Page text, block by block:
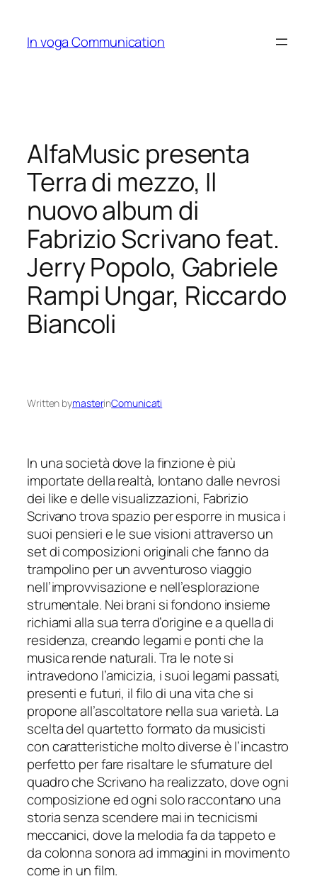
content
In voga Communication
AlfaMusic presenta
Terra di mezzo, Il
nuovo album di
Fabrizio Scrivano feat.
Jerry Popolo, Gabriele
Rampi Ungar, Riccardo
Biancoli
Written bymasterinComunicati
In una società dove la finzione è più
importate della realtà, lontano dalle nevrosi
dei like e delle visualizzazioni, Fabrizio
Scrivano trova spazio per esporre in musica i
suoi pensieri e le sue visioni attraverso un
set di composizioni originali che fanno da
trampolino per un avventuroso viaggio
nell’improvvisazione e nell’esplorazione
strumentale. Nei brani si fondono insieme
richiami alla sua terra d’origine e a quella di
residenza, creando legami e ponti che la
musica rende naturali. Tra le note si
intravedono l’amicizia, i suoi legami passati,
presenti e futuri, il filo di una vita che si
propone all’ascoltatore nella sua varietà. La
scelta del quartetto formato da musicisti
con caratteristiche molto diverse è l’incastro
perfetto per fare risaltare le sfumature del
quadro che Scrivano ha realizzato, dove ogni
composizione ed ogni solo raccontano una
storia senza scendere mai in tecnicismi
meccanici, dove la melodia fa da tappeto e
da colonna sonora ad immagini in movimento
come in un film.